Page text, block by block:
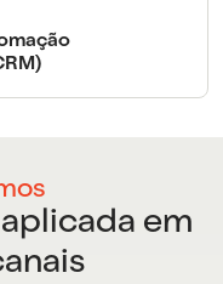
em